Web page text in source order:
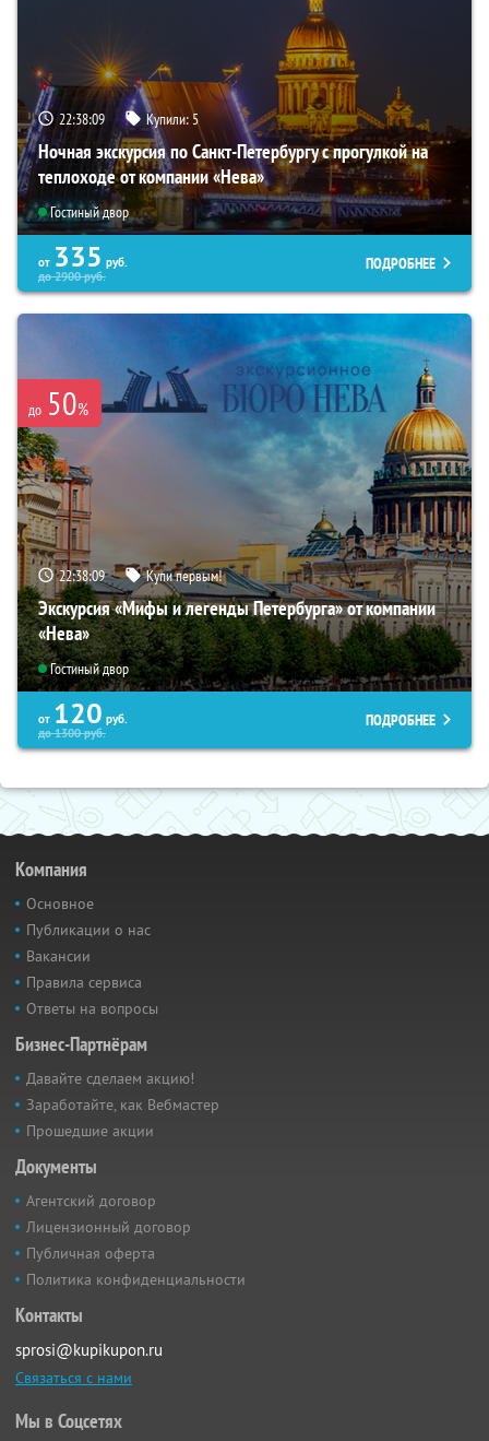
22:38:07 Купили:5
Ночная экскурсия по Санкт-Петербургу с прогулкой на
теплоходе от компании «Нева»
Гостиный двор
от 335 руб.
до2900руб.
ПОДРОБНЕЕ
до 50%
22:38:07 Купи первым!
Экскурсия «Мифы и легенды Петербурга» от компании
«Нева»
Гостиный двор
от 120 руб.
до1300руб.
ПОДРОБНЕЕ
Компания
Основное
Публикации о нас
Вакансии
Правила сервиса
Ответы на вопросы
Бизнес-Партнёрам
Давайте сделаем акцию!
Заработайте, как Вебмастер
Прошедшие акции
Документы
Агентский договор
Лицензионный договор
Публичная оферта
Политика конфиденциальности
Контакты
sprosi@kupikupon.ru
Связаться с нами
Мы в Соцсетях